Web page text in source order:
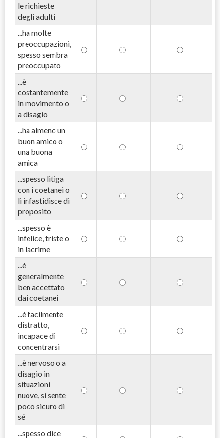
le richieste
degli adulti
...ha molte
preoccupazioni,
spesso sembra
preoccupato
...è
costantemente
in movimento o
a disagio
...ha almeno un
buon amico o
una buona
amica
...spesso litiga
con i coetanei o
li infastidisce di
proposito
...spesso è
infelice, triste o
in lacrime
...è
generalmente
ben accettato
dai coetanei
...è facilmente
distratto,
incapace di
concentrarsi
...è nervoso o a
disagio in
situazioni
nuove, si sente
poco sicuro di
sé
...spesso dice